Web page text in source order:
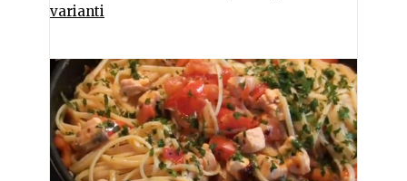
varianti